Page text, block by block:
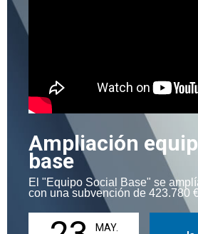
Ampliación
base
El "Equipo Social Base" se
con una subvención de 423.780 €
MAY.